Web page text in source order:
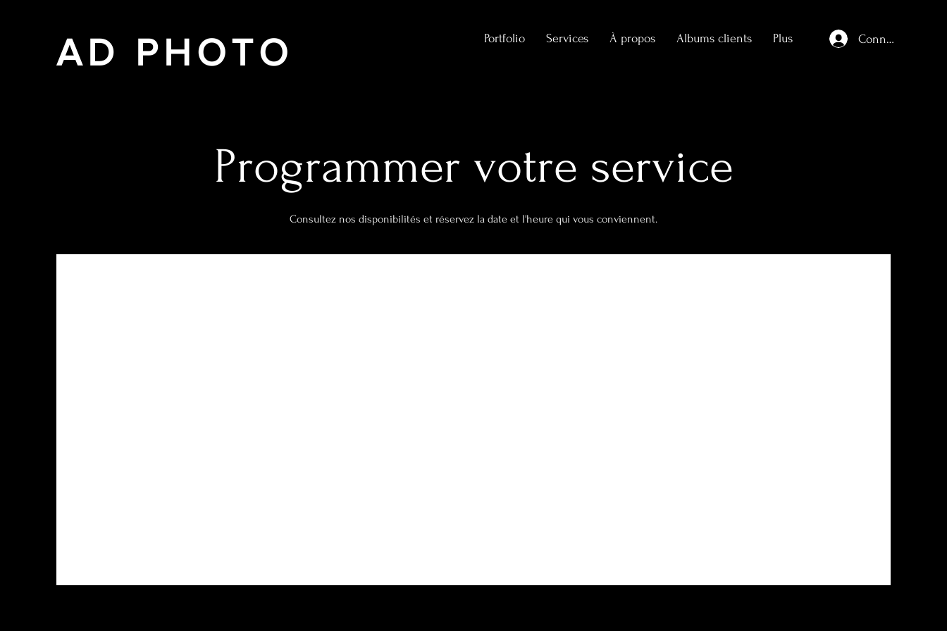
AD PHOTO Portfolio Services À propos Albums clients Plus Connexion
Programmer votre service
Consultez nos disponibilités et réservez la date et l'heure qui vous conviennent.